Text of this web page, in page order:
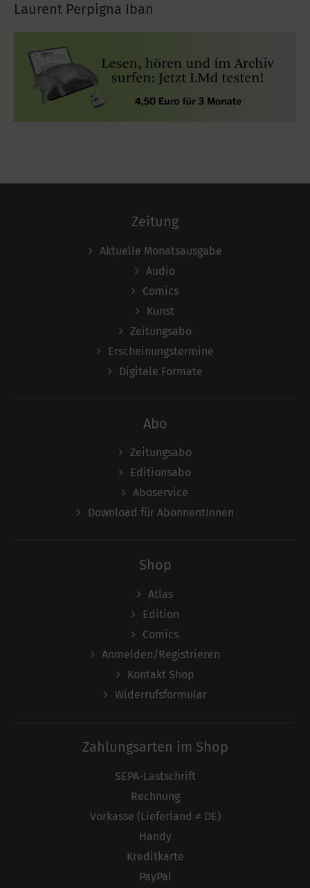
Laurent Perpigna Iban
Zeitung
Aktuelle Monatsausgabe
Audio
Comics
Kunst
Zeitungsabo
Erscheinungstermine
Digitale Formate
Abo
Zeitungsabo
Editionsabo
Aboservice
Download für AbonnentInnen
Shop
Atlas
Edition
Comics
Anmelden/Registrieren
Kontakt Shop
Widerrufsformular
Zahlungsarten im Shop
SEPA-Lastschrift
Rechnung
Vorkasse (Lieferland ≠ DE)
Handy
Kreditkarte
PayPal